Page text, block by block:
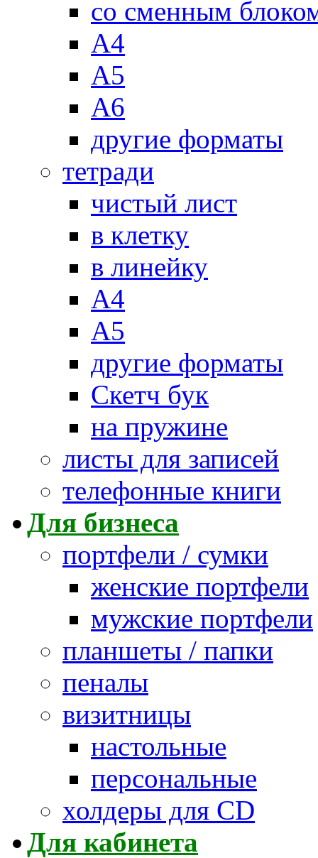
со сменным
А4
А5
А6
другие форматы
тетради
чистый лист
в клетку
в линейку
А4
А5
другие форматы
Скетч бук
на пружине
листы для записей
телефонные книги
Для бизнеса
портфели / сумки
женские портфели
мужские портфели
планшеты / папки
пеналы
визитницы
настольные
персональные
холдеры для CD
Для кабинета